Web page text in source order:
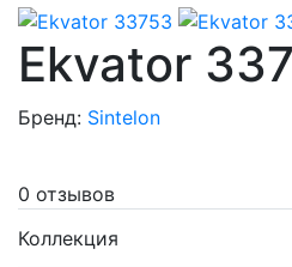
Ekvator
Бренд: Sintelon
0 отзывов
Коллекция